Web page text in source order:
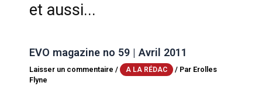
et aussi...
EVO magazine no 59 | Avril 2011
Laisser un commentaire / A LA RÉDAC / Par Erolles
Flyne